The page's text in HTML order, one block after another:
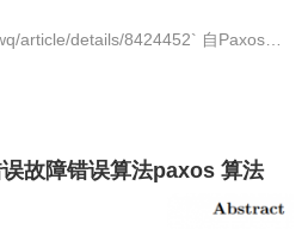
details/8424452` 自Paxos提
故障错误算法paxos 算法